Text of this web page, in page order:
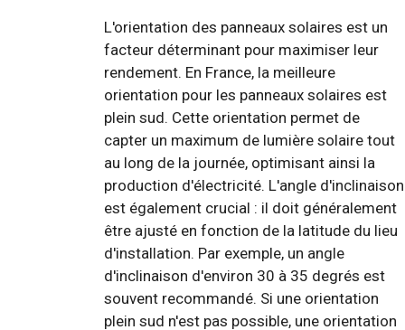
L'orientation des panneaux solaires est un
facteur déterminant pour maximiser leur
rendement. En France, la meilleure
orientation pour les panneaux solaires est
plein sud. Cette orientation permet de
capter un maximum de lumière solaire tout
au long de la journée, optimisant ainsi la
production d'électricité. L'angle d'inclinaison
est également crucial : il doit généralement
être ajusté en fonction de la latitude du lieu
d'installation. Par exemple, un angle
d'inclinaison d'environ 30 à 35 degrés est
souvent recommandé. Si une orientation
plein sud n'est pas possible, une orientation